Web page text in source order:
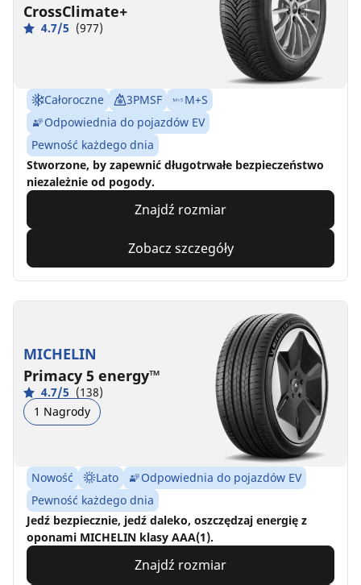
CrossClimate+
4.7/5 (977)
Całoroczne 3PMSF
M+S
Odpowiednia do pojazdów EV
Pewność każdego dnia
Stworzone, by zapewnić długotrwałe bezpieczeństwo
niezależnie od pogody.
Znajdź rozmiar
Zobacz szczegóły
MICHELIN
Primacy 5 energy™
4.7/5 (138)
1 Nagrody
Nowość Lato
Odpowiednia do pojazdów EV
Pewność każdego dnia
Jedź bezpiecznie, jedź daleko, oszczędzaj energię z
oponami MICHELIN klasy AAA(1).
Znajdź rozmiar